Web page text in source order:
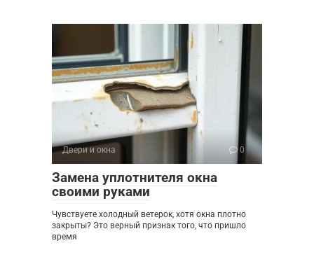
Двери и окна 0
Замена уплотнителя окна
своими руками
Чувствуете холодный ветерок, хотя окна плотно
закрыты? Это верный признак того, что пришло
время